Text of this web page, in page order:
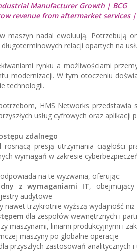
Manufacturer Growth | BCG
revenue from aftermarket services |
maszyn nadal ewoluują. Potrzebują
relacji opartych na
rynku a możliwościami
modernizacji. W tym otoczeniu
technologii.
HMS Networks przedstawia
usług cyfrowych oraz aplikacji
zdalnego
presją utrzymania ciągłości
wymagań w zakresie
na te wyzwania, oferując:
z wymaganiami IT, obejmujący
audytowe
nawet trzykrotnie wyższą wydajność
dla zespołów wewnętrznych i
maszynami, liniami produkcyjnymi i
maszyny po globalne operacje
dla przyszłych zastosowań analitycznych i